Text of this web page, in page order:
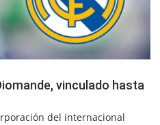
vinculado hasta
del internacional